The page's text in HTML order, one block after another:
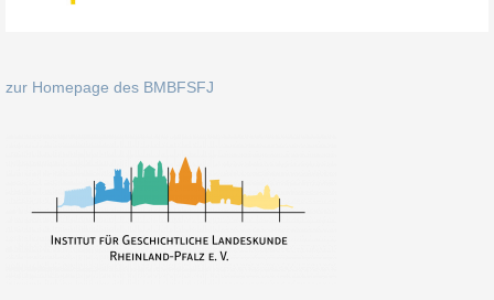
zur Homepage des BMBFSFJ